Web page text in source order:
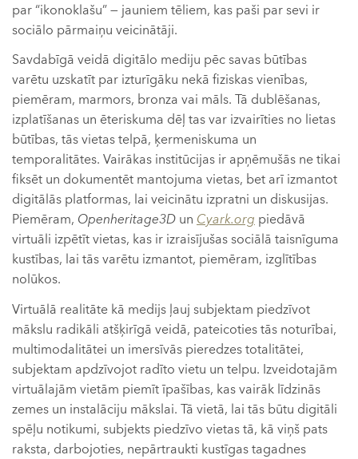
par “ikonoklašu” — jauniem tēliem, kas paši par sevi ir
sociālo pārmaiņu veicinātāji.
Savdabīgā veidā digitālo mediju pēc savas būtības
varētu uzskatīt par izturīgāku nekā fiziskas vienības,
piemēram, marmors, bronza vai māls. Tā dublēšanas,
izplatīšanas un ēteriskuma dēļ tas var izvairīties no lietas
būtības, tās vietas telpā, ķermeniskuma un
temporalitātes. Vairākas institūcijas ir apņēmušās ne tikai
fiksēt un dokumentēt mantojuma vietas, bet arī izmantot
digitālās platformas, lai veicinātu izpratni un diskusijas.
Piemēram, Openheritage3D un Cyark.org piedāvā
virtuāli izpētīt vietas, kas ir izraisījušas sociālā taisnīguma
kustības, lai tās varētu izmantot, piemēram, izglītības
nolūkos.
Virtuālā realitāte kā medijs ļauj subjektam piedzīvot
mākslu radikāli atšķirīgā veidā, pateicoties tās noturībai,
multimodalitātei un imersīvās pieredzes totalitātei,
subjektam apdzīvojot radīto vietu un telpu. Izveidotajām
virtuālajām vietām piemīt īpašības, kas vairāk līdzinās
zemes un instalāciju mākslai. Tā vietā, lai tās būtu digitāli
spēļu notikumi, subjekts piedzīvo vietas tā, kā viņš pats
raksta, darbojoties, nepārtraukti kustīgas tagadnes